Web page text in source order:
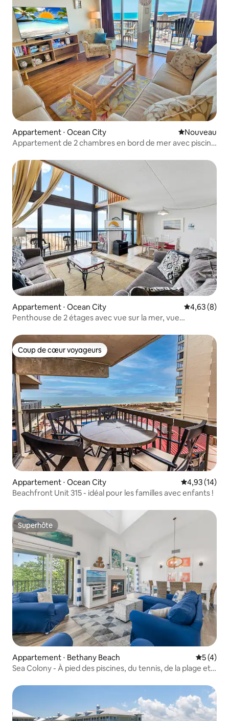
Appartement ⋅ Ocean City Nouvel
Nouveau
Appartement de 2 chambres en bord de mer avec piscine
Appartement ⋅ Ocean City Évaluation
4,63 (8)
Penthouse de 2 étages avec vue sur la mer, vue
Coup de cœur voyageurs
Coup de cœur voyageurs
Appartement ⋅ Ocean City Évaluation
4,93 (14)
Beachfront Unit 315 - idéal pour les familles avec enfants !
Superhôte
Superhôte
Appartement ⋅ Bethany Beach
5 (4)
Sea Colony - À pied des piscines, du tennis, de la plage et